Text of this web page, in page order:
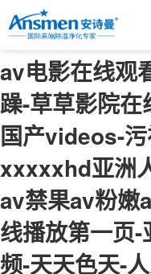
av电影在线观
躁-草草影院
国产videos-
xxxxxhd亚洲
av禁果av粉嫩
线播放第一页
频-天天色天-